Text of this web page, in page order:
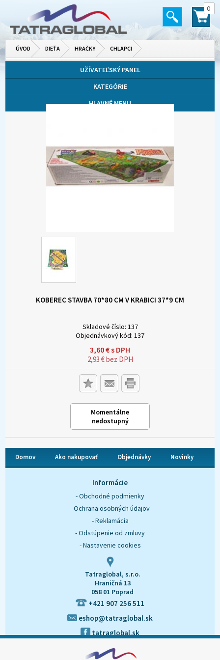
0
ÚVOD DIEŤA HRAČKY CHLAPCI
UŽÍVATEĽSKÝ PANEL
KATEGÓRIE
HLAVNÉ MENU
KOBEREC STAVBA 70*80 CM V KRABICI 37*9 CM
Skladové číslo: 137
Objednávkový kód: 137
3,60€s DPH
2,93€bez DPH
Momentálne
nedostupný
Domov Ako nakupovať Objednávky Novinky
Informácie
- Obchodné podmienky
- Ochrana osobných údajov
- Reklamácia
- Odstúpenie od zmluvy
- Nastavenie cookies
Tatraglobal, s.r.o.
Hraničná 13
058 01 Poprad
+421 907 256 511
eshop@tatraglobal.sk
tatraglobal.sk